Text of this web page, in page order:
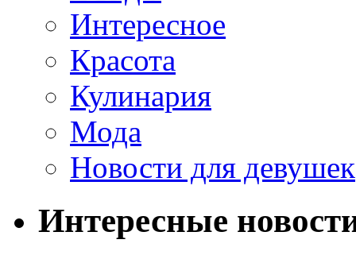
Интересное
Красота
Кулинария
Мода
Новости для девушек
Интересные